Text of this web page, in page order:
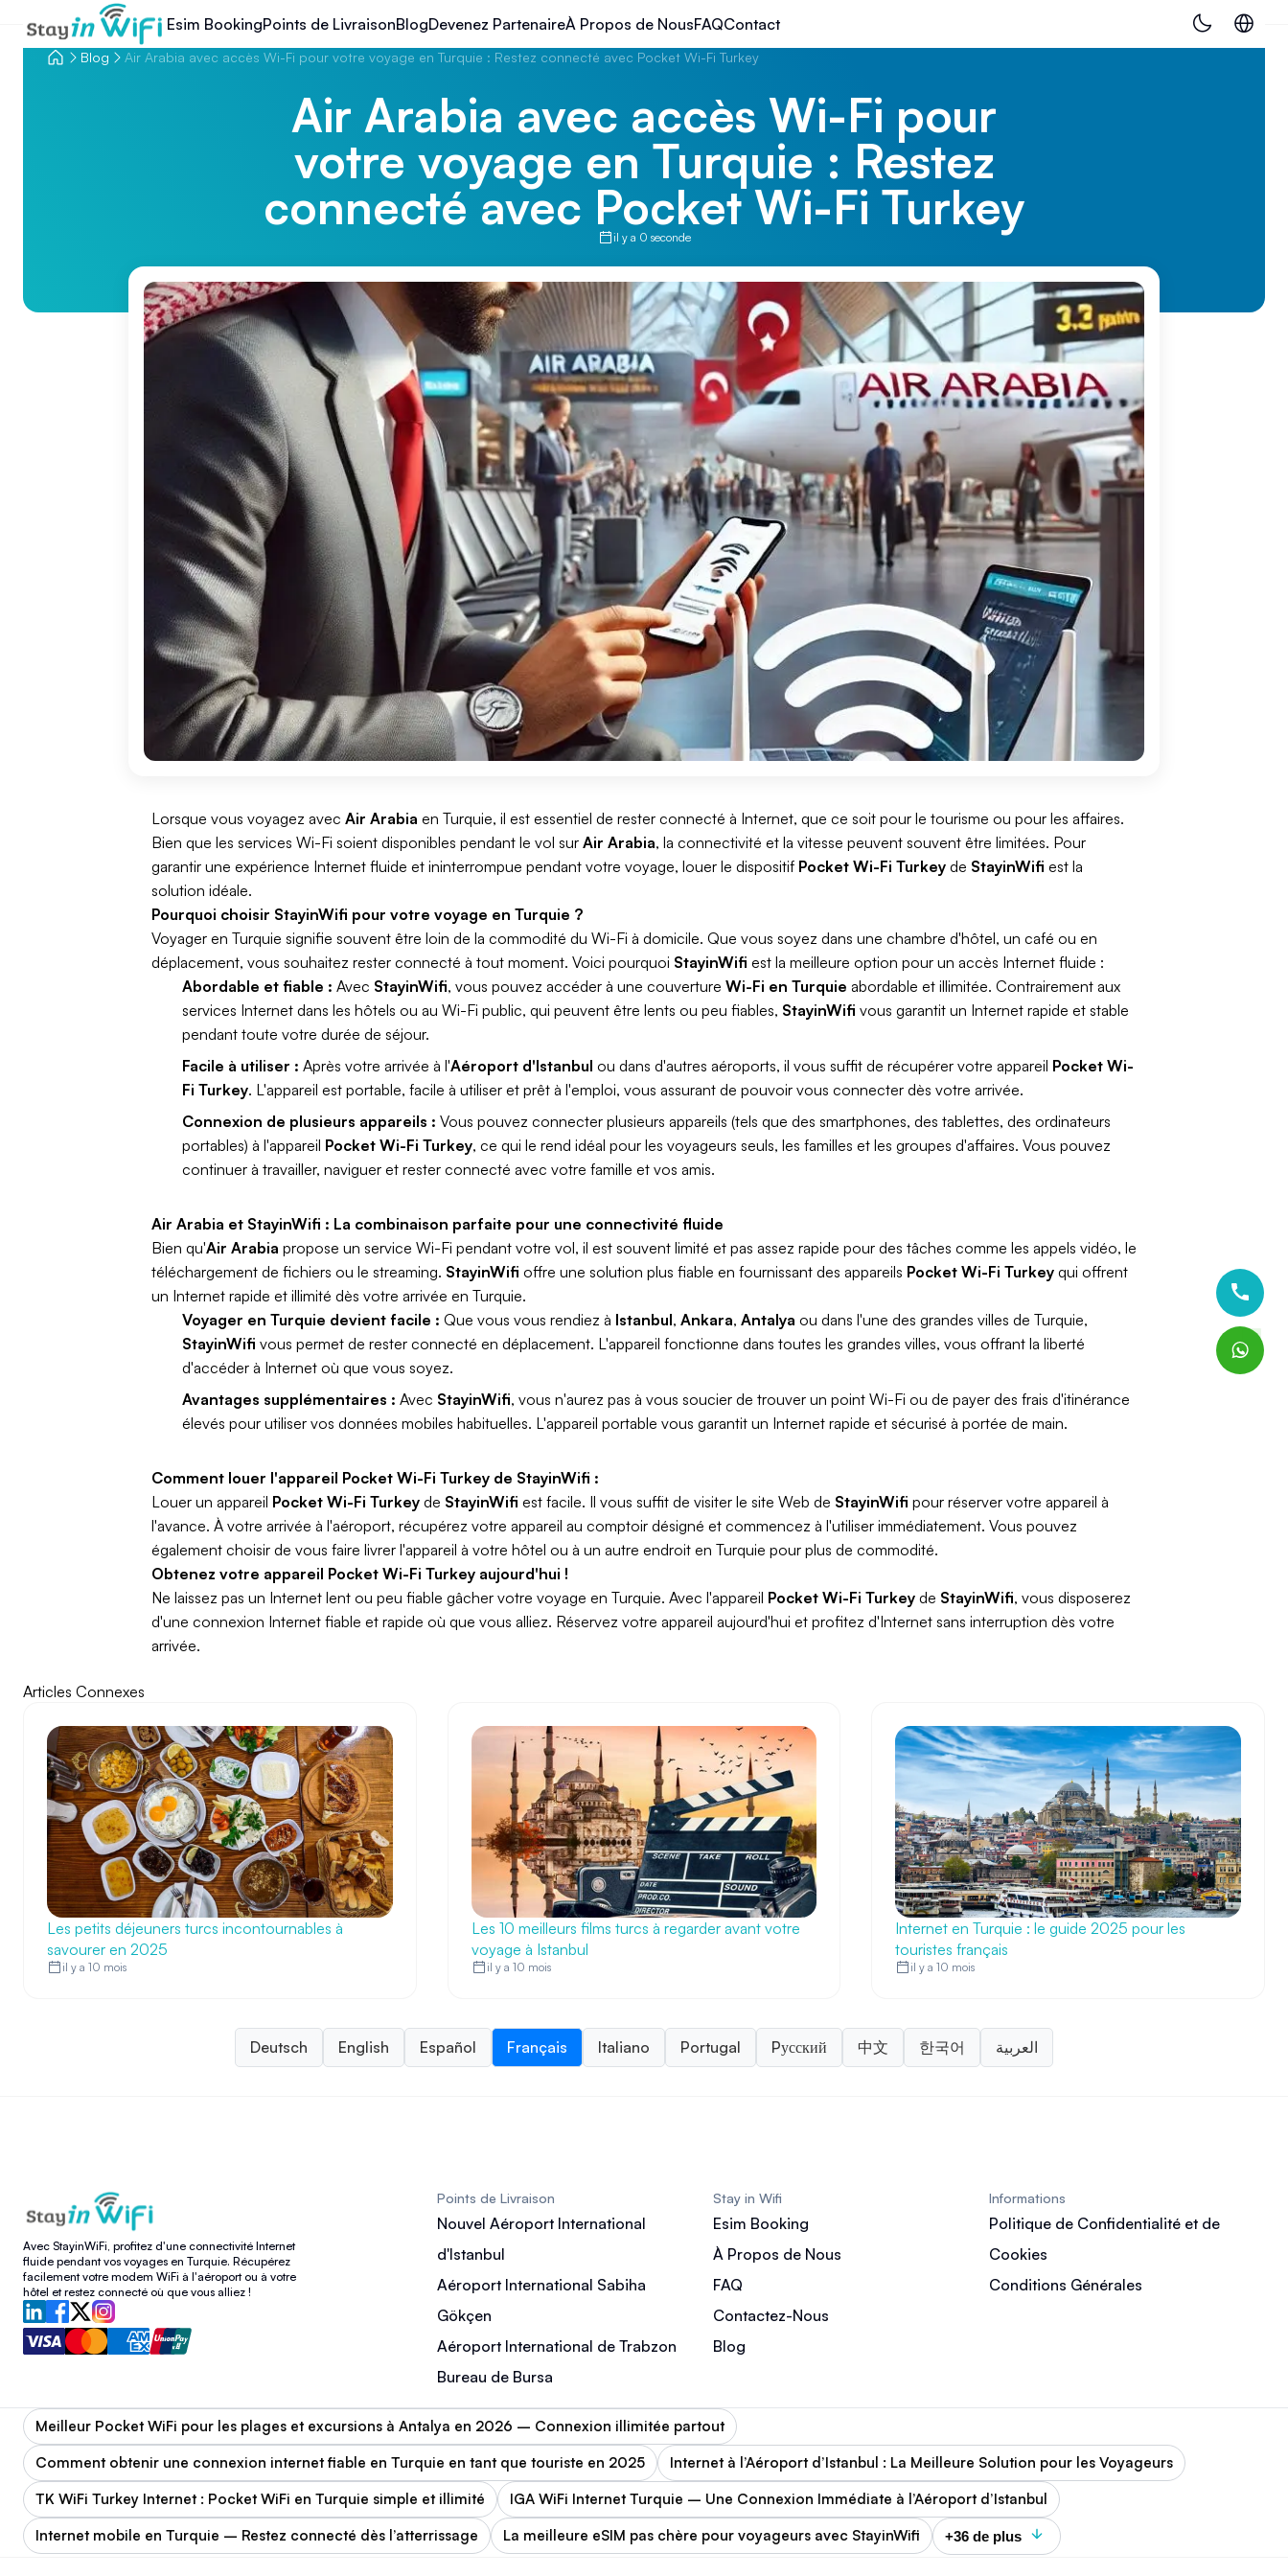
Esim BookingPoints de LivraisonBlogDevenez PartenaireÀ Propos de NousFAQContact
Blog Air Arabia avec accès Wi-Fi pour votre voyage en Turquie : Restez connecté avec Pocket Wi-Fi Turkey
Air Arabia avec accès Wi-Fi pour
votre voyage en Turquie : Restez
connecté avec Pocket Wi-Fi Turkey
il y a 0 seconde
Lorsque vous voyagez avec Air Arabia en Turquie, il est essentiel de rester connecté à Internet, que ce soit pour le tourisme ou pour les affaires.
Bien que les services Wi-Fi soient disponibles pendant le vol sur Air Arabia, la connectivité et la vitesse peuvent souvent être limitées. Pour
garantir une expérience Internet fluide et ininterrompue pendant votre voyage, louer le dispositif Pocket Wi-Fi Turkey de StayinWifi est la
solution idéale.
Pourquoi choisir StayinWifi pour votre voyage en Turquie ?
Voyager en Turquie signifie souvent être loin de la commodité du Wi-Fi à domicile. Que vous soyez dans une chambre d'hôtel, un café ou en
déplacement, vous souhaitez rester connecté à tout moment. Voici pourquoi StayinWifi est la meilleure option pour un accès Internet fluide :
Abordable et fiable : Avec StayinWifi, vous pouvez accéder à une couverture Wi-Fi en Turquie abordable et illimitée. Contrairement aux
services Internet dans les hôtels ou au Wi-Fi public, qui peuvent être lents ou peu fiables, StayinWifi vous garantit un Internet rapide et stable
pendant toute votre durée de séjour.
Facile à utiliser : Après votre arrivée à l'Aéroport d'Istanbul ou dans d'autres aéroports, il vous suffit de récupérer votre appareil Pocket Wi-
Fi Turkey. L'appareil est portable, facile à utiliser et prêt à l'emploi, vous assurant de pouvoir vous connecter dès votre arrivée.
Connexion de plusieurs appareils : Vous pouvez connecter plusieurs appareils (tels que des smartphones, des tablettes, des ordinateurs
portables) à l'appareil Pocket Wi-Fi Turkey, ce qui le rend idéal pour les voyageurs seuls, les familles et les groupes d'affaires. Vous pouvez
continuer à travailler, naviguer et rester connecté avec votre famille et vos amis.
Air Arabia et StayinWifi : La combinaison parfaite pour une connectivité fluide
Bien qu'Air Arabia propose un service Wi-Fi pendant votre vol, il est souvent limité et pas assez rapide pour des tâches comme les appels vidéo, le
téléchargement de fichiers ou le streaming. StayinWifi offre une solution plus fiable en fournissant des appareils Pocket Wi-Fi Turkey qui offrent
un Internet rapide et illimité dès votre arrivée en Turquie.
Voyager en Turquie devient facile : Que vous vous rendiez à Istanbul, Ankara, Antalya ou dans l'une des grandes villes de Turquie,
StayinWifi vous permet de rester connecté en déplacement. L'appareil fonctionne dans toutes les grandes villes, vous offrant la liberté
d'accéder à Internet où que vous soyez.
Avantages supplémentaires : Avec StayinWifi, vous n'aurez pas à vous soucier de trouver un point Wi-Fi ou de payer des frais d'itinérance
élevés pour utiliser vos données mobiles habituelles. L'appareil portable vous garantit un Internet rapide et sécurisé à portée de main.
Comment louer l'appareil Pocket Wi-Fi Turkey de StayinWifi :
Louer un appareil Pocket Wi-Fi Turkey de StayinWifi est facile. Il vous suffit de visiter le site Web de StayinWifi pour réserver votre appareil à
l'avance. À votre arrivée à l'aéroport, récupérez votre appareil au comptoir désigné et commencez à l'utiliser immédiatement. Vous pouvez
également choisir de vous faire livrer l'appareil à votre hôtel ou à un autre endroit en Turquie pour plus de commodité.
Obtenez votre appareil Pocket Wi-Fi Turkey aujourd'hui !
Ne laissez pas un Internet lent ou peu fiable gâcher votre voyage en Turquie. Avec l'appareil Pocket Wi-Fi Turkey de StayinWifi, vous disposerez
d'une connexion Internet fiable et rapide où que vous alliez. Réservez votre appareil aujourd'hui et profitez d'Internet sans interruption dès votre
arrivée.
Articles Connexes
Les petits déjeuners turcs incontournables à
savourer en 2025
il y a 10 mois
Les 10 meilleurs films turcs à regarder avant votre
voyage à Istanbul
il y a 10 mois
Internet en Turquie : le guide 2025 pour les
touristes français
il y a 10 mois
Deutsch English Español Français Italiano Portugal Pусский 中文 한국어 العربية
Avec StayinWiFi, profitez d'une connectivité Internet
fluide pendant vos voyages en Turquie. Récupérez
facilement votre modem WiFi à l'aéroport ou à votre
hôtel et restez connecté où que vous alliez !
Points de Livraison
Nouvel Aéroport International
d'Istanbul
Aéroport International Sabiha
Gökçen
Aéroport International de Trabzon
Bureau de Bursa
Stay in Wifi
Esim Booking
À Propos de Nous
FAQ
Contactez-Nous
Blog
Informations
Politique de Confidentialité et de
Cookies
Conditions Générales
Meilleur Pocket WiFi pour les plages et excursions à Antalya en 2026 – Connexion illimitée partout
Comment obtenir une connexion internet fiable en Turquie en tant que touriste en 2025
Internet à l’Aéroport d’Istanbul : La Meilleure Solution pour les Voyageurs
TK WiFi Turkey Internet : Pocket WiFi en Turquie simple et illimité
IGA WiFi Internet Turquie – Une Connexion Immédiate à l’Aéroport d’Istanbul
Internet mobile en Turquie – Restez connecté dès l’atterrissage
La meilleure eSIM pas chère pour voyageurs avec StayinWifi +36 de plus